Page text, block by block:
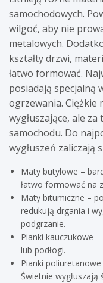
samochodowych.
wilgoć, aby nie
metalowych.
kształty drzwi,
łatwo formować.
posiadają specjalną
ogrzewania. Ciężkie
wygłuszające, ale
samochodu. Do
wygłuszeń zaliczają
Maty butylowe –
łatwo formować na
Maty bitumiczne –
redukują drgania i
podgrzanie.
Pianki kauczukowe
lub podłogi.
Pianki
Świetnie